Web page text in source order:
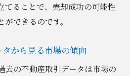
場に精通したエージェント
えた伊勢崎市の不動産売却
てることで、売却成功の可能性
できるのです。
から見る市場の傾向
去の不動産取引データは市場の